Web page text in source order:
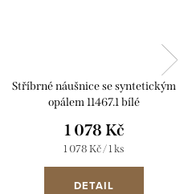
Stříbrné náušnice se syntetickým
opálem 11467.1 bílé
1 078 Kč
Měrná
1 078 Kč / 1 ks
DETAIL